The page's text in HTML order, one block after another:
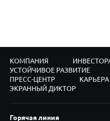
КОМПАНИЯ
УСТОЙЧИВОЕ РАЗВИТИЕ
ПРЕСС-ЦЕНТР
КАРЬЕРА
ЭКРАННЫЙ ДИКТОР
Горячая линия